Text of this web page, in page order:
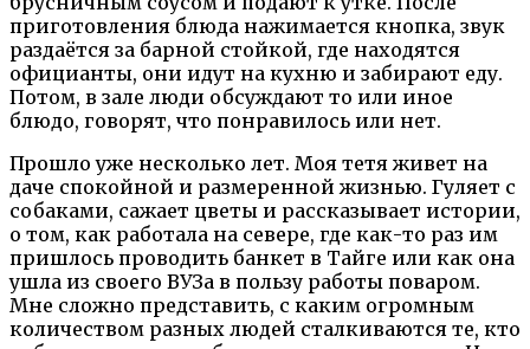
приготовления блюда нажимается кнопка, звук
раздаётся за барной стойкой, где находятся
официанты, они идут на кухню и забирают еду.
Потом, в зале люди обсуждают то или иное
блюдо, говорят, что понравилось или нет.
Прошло уже несколько лет. Моя тетя живет на
даче спокойной и размеренной жизнью. Гуляет с
собаками, сажает цветы и рассказывает истории,
о том, как работала на севере, где как-то раз им
пришлось проводить банкет в Тайге или как она
ушла из своего ВУЗа в пользу работы поваром.
Мне сложно представить, с каким огромным
количеством разных людей сталкиваются те, кто